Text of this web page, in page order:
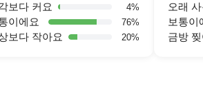
보다 커요 4%
이에요 76%
보다 작아요 20%
오래
보통이
금방